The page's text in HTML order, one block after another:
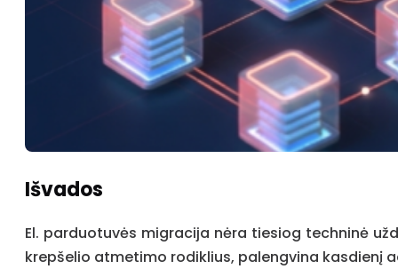
Išvados
El. parduotuvės migracija nėra tiesiog techninė
krepšelio atmetimo rodiklius, palengvina kasdienį